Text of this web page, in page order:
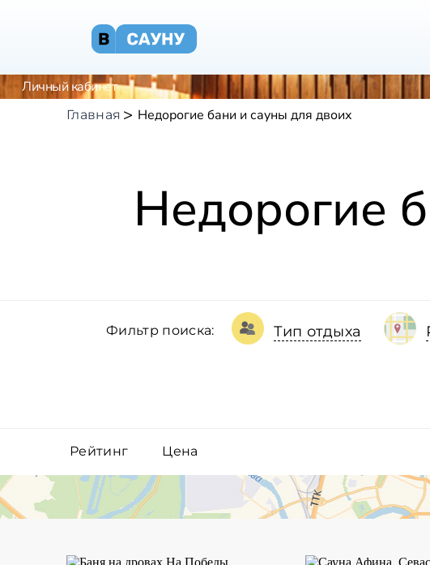
Личный кабинет
Главная Недорогие бани и сауны для двоих
Недорогие
Фильтр поиска: Тип отдыха
Рейтинг Цена